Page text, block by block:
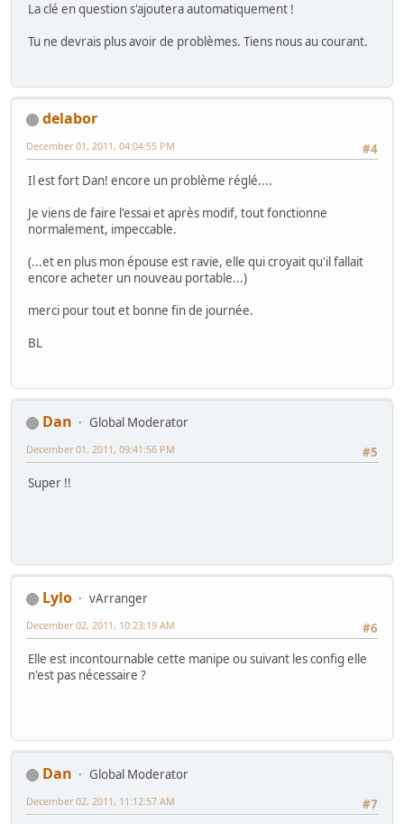
La clé en question s'ajoutera automatiquement !
Tu ne devrais plus avoir de problèmes. Tiens nous au courant.
delabor
#4
December 01, 2011, 04:04:55 PM
Il est fort Dan! encore un problème réglé....
Je viens de faire l'essai et après modif, tout fonctionne
normalement, impeccable.
(...et en plus mon épouse est ravie, elle qui croyait qu'il fallait
encore acheter un nouveau portable...)
merci pour tout et bonne fin de journée.
BL
Dan
Global Moderator
#5
December 01, 2011, 09:41:56 PM
Super !!
Lylo
vArranger
#6
December 02, 2011, 10:23:19 AM
Elle est incontournable cette manipe ou suivant les config elle
n'est pas nécessaire ?
Dan
Global Moderator
#7
December 02, 2011, 11:12:57 AM